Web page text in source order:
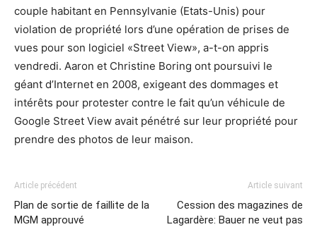
couple habitant en Pennsylvanie (Etats-Unis) pour
violation de propriété lors d’une opération de prises de
vues pour son logiciel «Street View», a-t-on appris
vendredi. Aaron et Christine Boring ont poursuivi le
géant d’Internet en 2008, exigeant des dommages et
intérêts pour protester contre le fait qu’un véhicule de
Google Street View avait pénétré sur leur propriété pour
prendre des photos de leur maison.
Article précédent
Plan de sortie de faillite de la
MGM approuvé
Article suivant
Cession des magazines de
Lagardère: Bauer ne veut pas